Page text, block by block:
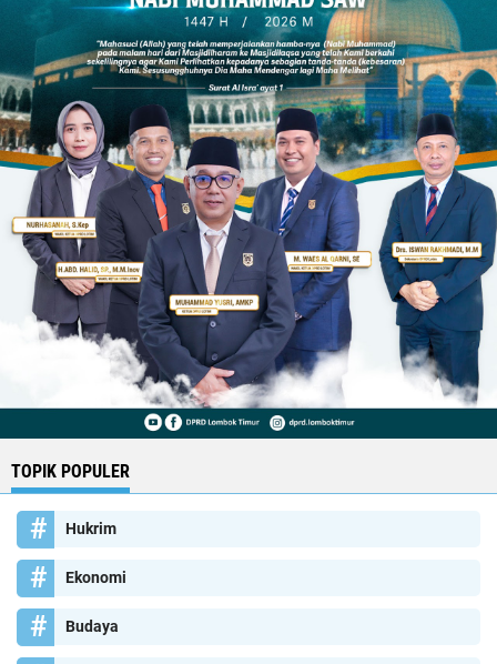
TOPIK POPULER
Hukrim
Ekonomi
Budaya